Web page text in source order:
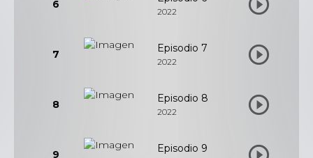
6
2022
7 Episodio 7
2022
8 Episodio 8
2022
9 Episodio 9